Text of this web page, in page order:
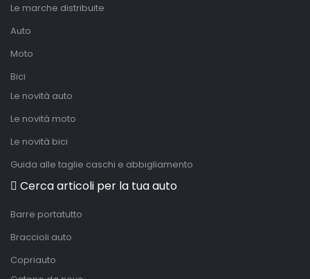
Le marche distribuite
Auto
Moto
Bici
Le novità auto
Le novità moto
Le novità bici
Guida alle taglie caschi e abbigliamento
Cerca articoli per la tua auto
Barre portatutto
Braccioli auto
Copriauto